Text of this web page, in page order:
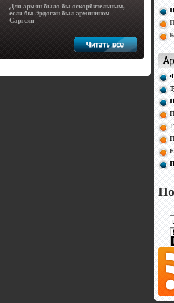
Для армян было бы оскорбительным,
если бы Эрдоган был армянином –
Саргсян